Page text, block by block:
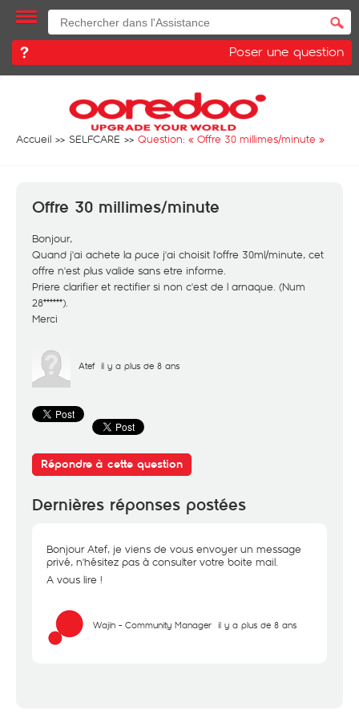
Poser une question
Accueil SELFCARE Question: « Offre 30 millimes/minute »
Offre 30 millimes/minute
Bonjour,
Quand j'ai achete la puce j'ai choisit l'offre 30ml/minute, cet
offre n'est plus valide sans etre informe.
Priere clarifier et rectifier si non c'est de l arnaque. (Num
28******).
Merci
Atef il y a plus de 8 ans
Répondre à cette question
Dernières réponses postées
Bonjour Atef, je viens de vous envoyer un message
privé, n'hésitez pas à consulter votre boite mail.
A vous lire !
Wajih - Community Manager il y a plus de 8 ans